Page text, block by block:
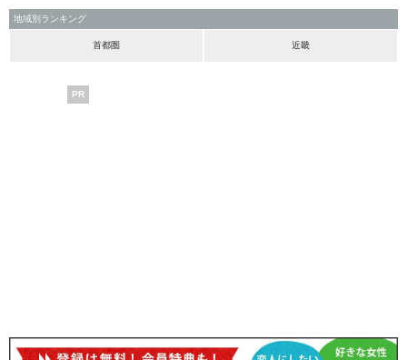
地域別ランキング
首都圏 近畿
PR